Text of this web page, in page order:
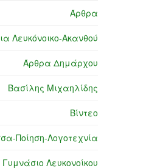
Άρθρα
Λευκόνοικο-Ακανθού
Άρθρα Δημάρχου
Βασίλης Μιχαηλίδης
Βίντεο
Ποίηση-Λογοτεχνία
Γυμνάσιο Λευκονοίκου